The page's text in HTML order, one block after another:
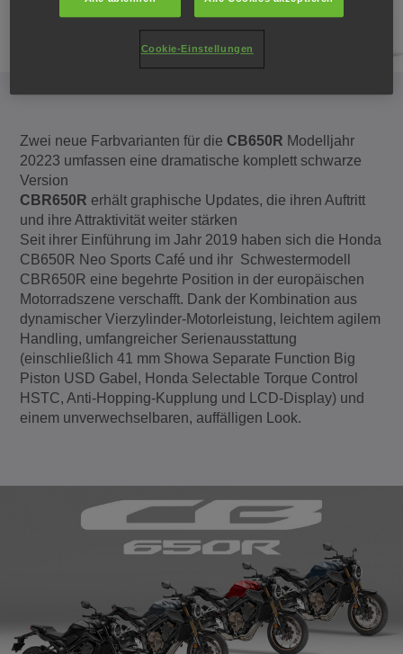
Zwei neue Farbvarianten für dieCB650R Modelljahr
20223 umfassen eine dramatische komplett schwarze
Version
CBR650R erhält graphische Updates, die ihren Auftritt
und ihre Attraktivität weiter stärken
Seit ihrer Einführung im Jahr 2019 haben sich die Honda
CB650R Neo Sports Café und ihr Schwestermodell
CBR650R eine begehrte Position in der europäischen
Motorradszene verschafft. Dank der Kombination aus
dynamischer Vierzylinder-Motorleistung, leichtem agilem
Handling, umfangreicher Serienausstattung
(einschließlich 41 mm Showa Separate Function Big
Piston USD Gabel, Honda Selectable Torque Control
HSTC, Anti-Hopping-Kupplung und LCD-Display) und
einem unverwechselbaren, auffälligen Look.
Cookie-Einstellungen